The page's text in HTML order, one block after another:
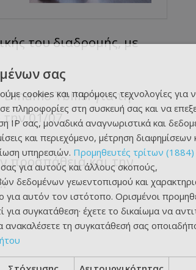
του διαδρομής, με
Dinamo Tbilisi για τη
την 01/07.
προσπάθεια και την
σας
cookies και παρόμοιες τεχνολογίες για
πληροφορίες στη συσκευή σας και να
IP σας, μοναδικά αναγνωριστικά και
και περιεχόμενο, μέτρηση διαφημίσεων
υπηρεσιών. Προμηθευτές τρίτων (1884)
για αυτούς και άλλους σκοπούς,
δεδομένων γεωεντοπισμού και
για αυτόν τον ιστότοπο. Ορισμένοι
συγκατάθεση· έχετε το δικαίωμα να
ανακαλέσετε τη συγκατάθεσή σας